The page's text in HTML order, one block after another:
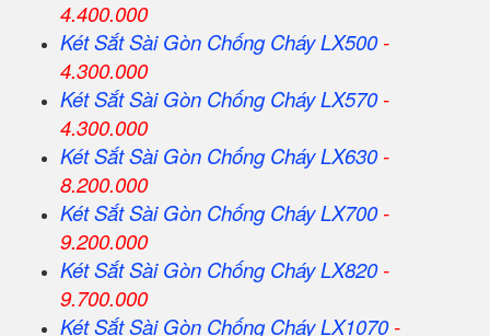
4.400.000
Két SắtSài Gòn Chống Cháy LX500-
4.300.000
Két SắtSài Gòn Chống Cháy LX570-
4.300.000
Két SắtSài Gòn Chống Cháy LX630-
8.200.000
Két SắtSài Gòn Chống Cháy LX700-
9.200.000
Két SắtSài Gòn Chống Cháy LX820-
9.700.000
Két SắtSài Gòn Chống Cháy LX1070-